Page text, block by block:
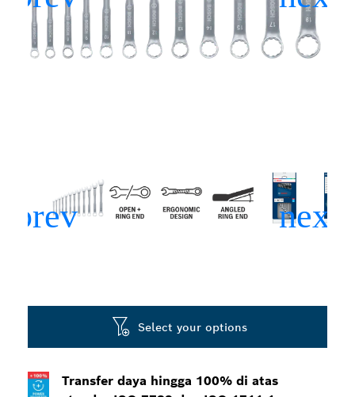
Transfer daya hingga 100% di atas
Select your options